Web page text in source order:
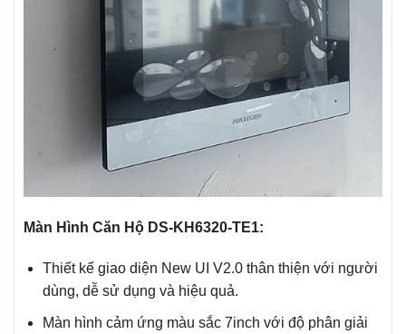
Màn Hình Căn Hộ DS-KH6320-TE1:
Thiết kế giao diện New UI V2.0 thân thiện với người
dùng, dễ sử dụng và hiệu quả.
Màn hình cảm ứng màu sắc 7inch với độ phân giải